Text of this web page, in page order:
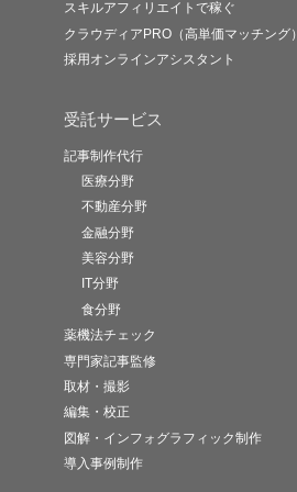
スキルアフィリエイトで稼ぐ
クラウディアPRO（高単価マッチング）
採用オンラインアシスタント
受託サービス
記事制作代行
医療分野
不動産分野
金融分野
美容分野
IT分野
食分野
薬機法チェック
専門家記事監修
取材・撮影
編集・校正
図解・インフォグラフィック制作
導入事例制作